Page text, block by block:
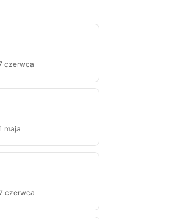
czerwca
maja
czerwca